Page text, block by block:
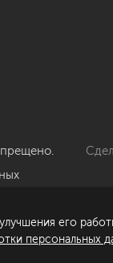
данных
его
персональных